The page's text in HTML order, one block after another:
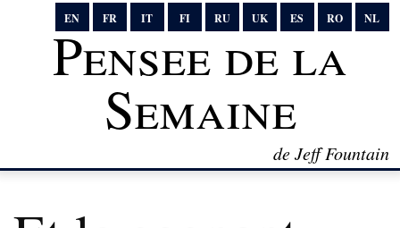
EN FR IT FI RU UK ES RO NL
Pensee de la
Semaine
de Jeff Fountain